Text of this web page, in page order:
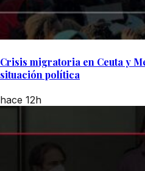
Crisis migratoria en Ceuta y
situación política
hace 12h